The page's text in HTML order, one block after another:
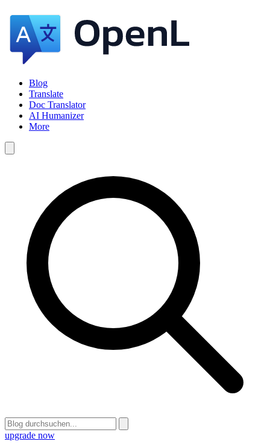
Blog
Translate
Doc Translator
AI Humanizer
More
upgrade now